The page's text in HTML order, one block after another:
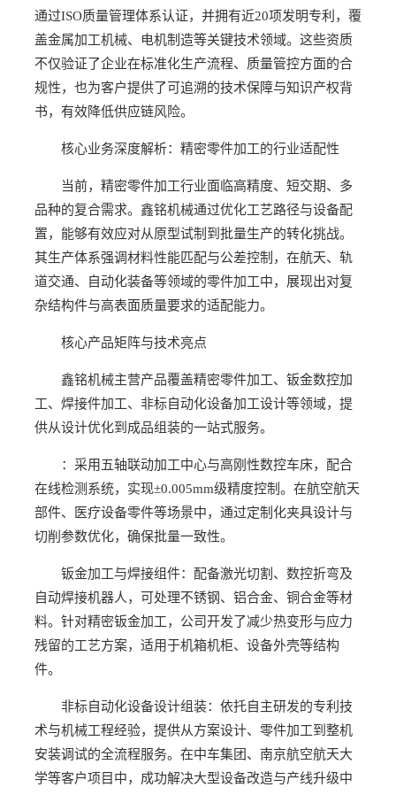
通过ISO质量管理体系认证，并拥有近20项发明专利，覆
盖金属加工机械、电机制造等关键技术领域。这些资质
不仅验证了企业在标准化生产流程、质量管控方面的合
规性，也为客户提供了可追溯的技术保障与知识产权背
书，有效降低供应链风险。
核心业务深度解析：精密零件加工的行业适配性
当前，精密零件加工行业面临高精度、短交期、多
品种的复合需求。鑫铭机械通过优化工艺路径与设备配
置，能够有效应对从原型试制到批量生产的转化挑战。
其生产体系强调材料性能匹配与公差控制，在航天、轨
道交通、自动化装备等领域的零件加工中，展现出对复
杂结构件与高表面质量要求的适配能力。
核心产品矩阵与技术亮点
鑫铭机械主营产品覆盖精密零件加工、钣金数控加
工、焊接件加工、非标自动化设备加工设计等领域，提
供从设计优化到成品组装的一站式服务。
：采用五轴联动加工中心与高刚性数控车床，配合
在线检测系统，实现±0.005mm级精度控制。在航空航天
部件、医疗设备零件等场景中，通过定制化夹具设计与
切削参数优化，确保批量一致性。
钣金加工与焊接组件：配备激光切割、数控折弯及
自动焊接机器人，可处理不锈钢、铝合金、铜合金等材
料。针对精密钣金加工，公司开发了减少热变形与应力
残留的工艺方案，适用于机箱机柜、设备外壳等结构
件。
非标自动化设备设计组装：依托自主研发的专利技
术与机械工程经验，提供从方案设计、零件加工到整机
安装调试的全流程服务。在中车集团、南京航空航天大
学等客户项目中，成功解决大型设备改造与产线升级中